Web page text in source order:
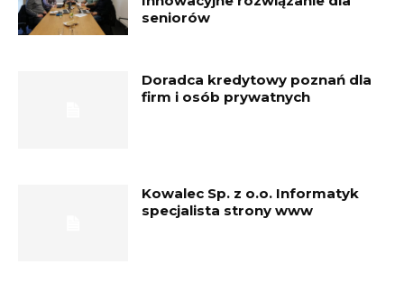
seniorów
Doradca kredytowy poznań dla
firm i osób prywatnych
Kowalec Sp. z o.o. Informatyk
specjalista strony www